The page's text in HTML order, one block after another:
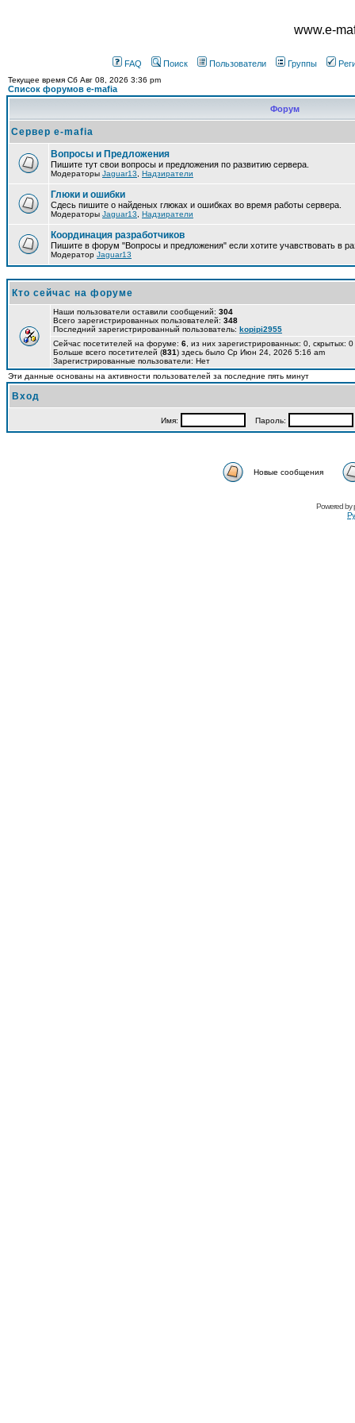
www.e-
FAQ Поиск Пользователи Группы
Текущее время Сб Авг 08, 2026 3:36 pm
Список форумов e-mafia
Форум
Сервер e-mafia
Вопросы и Предложения
Пишите тут свои вопросы и предложения по развитию сервера.
Модераторы Jaguar13 Надзиратели
Глюки и ошибки
Сдесь пишите о найденых глюках и ошибках во время работы сервера.
Модераторы Jaguar13 Надзиратели
Координация разработчиков
Пишите в форум "Вопросы и предложения" если хотите учавствовать в
Модератор Jaguar13
Кто сейчас на форуме
Наши пользователи оставили сообщений: 304
Всего зарегистрированных пользователей: 348
Последний зарегистрированный пользователь: kopipi2955
Сейчас посетителей на форуме: 6 , из них зарегистрированных: 0, скрытых:
Больше всего посетителей (831) здесь было Ср Июн 24, 2026 5:16 am
Зарегистрированные пользователи: Нет
Эти данные основаны на активности пользователей за последние пять минут
Вход
Имя: Пароль:
Новые сообщения
Powered by